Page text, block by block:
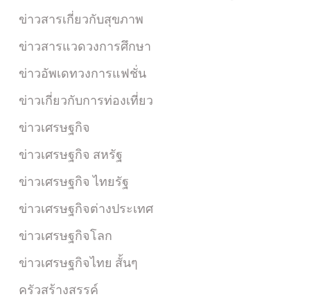
ข่าวสารเกี่ยวกับสุขภาพ
ข่าวสารแวดวงการศึกษา
ข่าวอัพเดทวงการแฟชั่น
ข่าวเกี่ยวกับการท่องเที่ยว
ข่าวเศรษฐกิจ
ข่าวเศรษฐกิจ สหรัฐ
ข่าวเศรษฐกิจ ไทยรัฐ
ข่าวเศรษฐกิจต่างประเทศ
ข่าวเศรษฐกิจโลก
ข่าวเศรษฐกิจไทย สั้นๆ
ครัวสร้างสรรค์